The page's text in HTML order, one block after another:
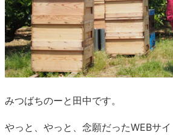
みつばちのーと田中です。
やっと、やっと、念願だったWEBサ